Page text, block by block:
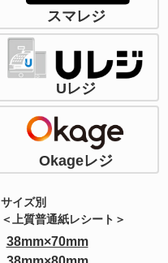
スマレジ
Uレジ
Okageレジ
サイズ別
＜上質普通紙レシート＞
38mm×70mm